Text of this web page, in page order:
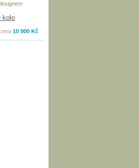
10 900 Kč